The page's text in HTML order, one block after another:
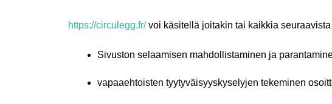
https://circulegg.fr/voi käsitellä joitakin tai kaikkia seuraavista
Sivuston selaamisen mahdollistaminen ja
vapaaehtoisten tyytyväisyyskyselyjen tekeminen